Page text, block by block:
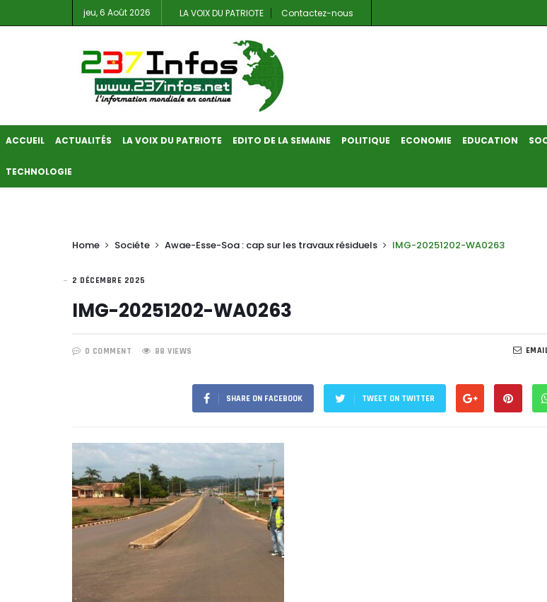
jeu, 6 Août 2026 LA VOIX DU PATRIOTE Contactez-nous
ACCUEIL ACTUALITÉS LA VOIX DU PATRIOTE EDITO DE LA SEMAINE POLITIQUE ECONOMIE EDUCATION
TECHNOLOGIE
Home Sociéte Awae-Esse-Soa : cap sur les travaux résiduels IMG-20251202-WA0263
2 DÉCEMBRE 2025
IMG-20251202-WA0263
0 COMMENT 88 VIEWS
SHARE ON FACEBOOK TWEET ON TWITTER